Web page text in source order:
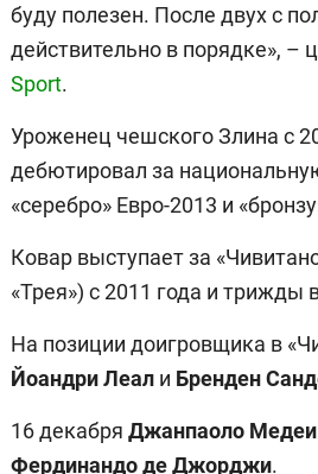
буду полезен. После двух с
действительно в порядке», –
Sport.
Уроженец чешского Злина с
дебютировал за
«серебро» Евро-2013 и
Ковар выступает за
«Трея») с 2011 года и
На позиции доигровщика в
Йоандри Леал и Бренден
16 декабря Джанпаоло Медеи
Фердинандо де Джорджи.